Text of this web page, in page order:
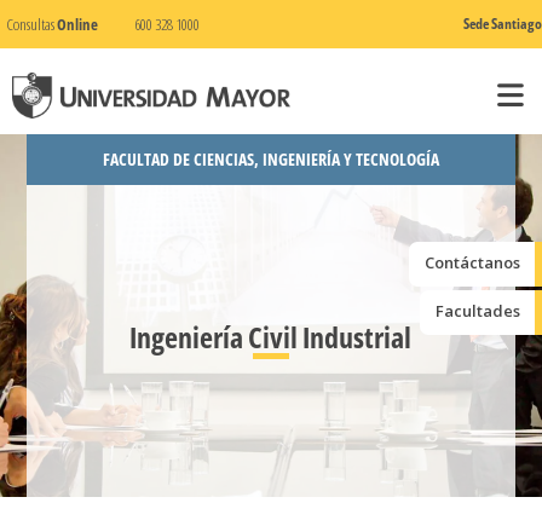
ConsultasOnline 600 328 1000 Sede Santiago
Contáctanos
Facultades
FACULTAD DE CIENCIAS, INGENIERÍA Y TECNOLOGÍA
Ingeniería Civil Industrial